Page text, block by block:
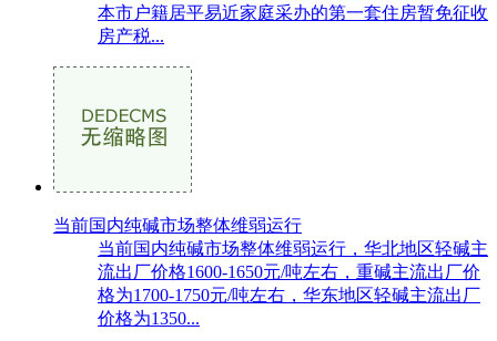
本市户籍居平易近家庭采办的第一套住房暂免征收
房产税...
当前国内纯碱市场整体维弱运行
当前国内纯碱市场整体维弱运行，华北地区轻碱主
流出厂价格1600-1650元/吨左右，重碱主流出厂价
格为1700-1750元/吨左右，华东地区轻碱主流出厂
价格为1350...